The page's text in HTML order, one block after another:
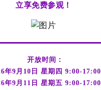
立享免费参观！
开放时间：
年9月10日 星期四 9:00-17:00
年9月11日 星期五 9:00-17:00